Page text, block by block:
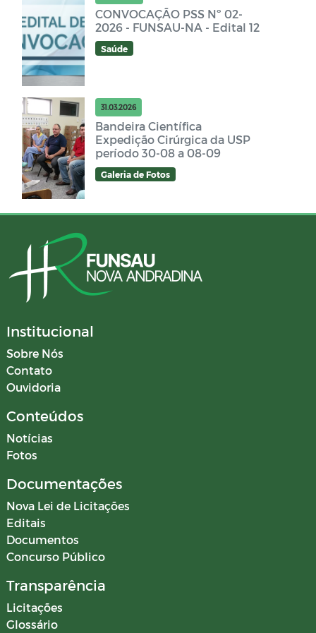
CONVOCAÇÃO PSS Nº 02-
2026 - FUNSAU-NA - Edital 12
Saúde
31.03.2026
Bandeira Científica
Expedição Cirúrgica da USP
período 30-08 a 08-09
Galeria de Fotos
Institucional
Sobre Nós
Contato
Ouvidoria
Conteúdos
Notícias
Fotos
Documentações
Nova Lei de Licitações
Editais
Documentos
Concurso Público
Transparência
Licitações
Glossário